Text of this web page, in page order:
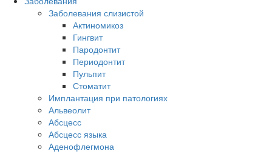
Заболевания слизистой
Актиномикоз
Гингвит
Пародонтит
Периодонтит
Пульпит
Стоматит
Имплантация при патологиях
Альвеолит
Абсцесс
Абсцесс языка
Аденофлегмона